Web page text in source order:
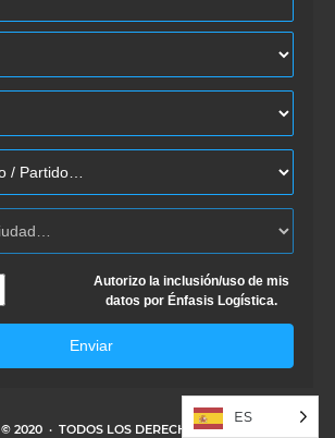
Autorizo la inclusión/uso de mis
datos por Énfasis Logística.
Enviar
© 2020 · TODOS LOS DERECHOS RESERVADOS
ES